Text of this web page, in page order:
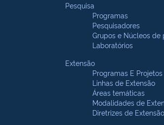
Pesquisa
Programas
Pesquisadores
Grupos e Núcleos de
Laboratórios
Extensão
Programas E Projetos
Linhas de Extensão
Áreas temáticas
Modalidades de
Diretrizes de Extensão